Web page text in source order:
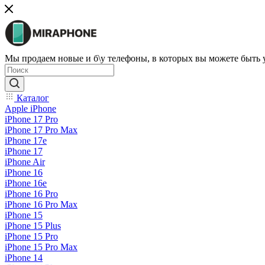
Мы продаем новые и б\у телефоны, в которых вы можете быть
Каталог
Apple iPhone
iPhone 17 Pro
iPhone 17 Pro Max
iPhone 17e
iPhone 17
iPhone Air
iPhone 16
iPhone 16e
iPhone 16 Pro
iPhone 16 Pro Max
iPhone 15
iPhone 15 Plus
iPhone 15 Pro
iPhone 15 Pro Max
iPhone 14